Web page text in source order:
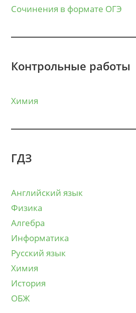
Сочинения в формате ОГЭ
Контрольные работы
Химия
ГДЗ
Английский язык
Физика
Алгебра
Информатика
Русский язык
Химия
История
ОБЖ